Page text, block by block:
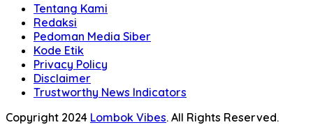
Tentang Kami
Redaksi
Pedoman Media Siber
Kode Etik
Privacy Policy
Disclaimer
Trustworthy News Indicators
Copyright 2024 Lombok Vibes. All Rights Reserved.